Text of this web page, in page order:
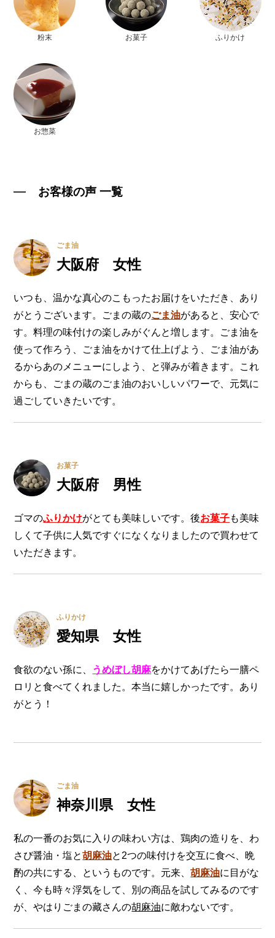
粉末 お菓子 ふりかけ
お惣菜
お客様の声 一覧
ごま油
大阪府 女性
いつも、温かな真心のこもったお届けをいただき、あり
がとうございます。ごまの蔵のごま油があると、安心で
す。料理の味付けの楽しみがぐんと増します。ごま油を
使って作ろう、ごま油をかけて仕上げよう、ごま油があ
るからあのメニューにしよう、と弾みが着きます。これ
からも、ごまの蔵のごま油のおいしいパワーで、元気に
過ごしていきたいです。
お菓子
大阪府 男性
ゴマのふりかけがとても美味しいです。後お菓子も美味
しくて子供に人気ですぐになくなりましたので買わせて
いただきます。
ふりかけ
愛知県 女性
食欲のない孫に、 うめぼし胡麻をかけてあげたら一膳ペ
ロリと食べてくれました。本当に嬉しかったです。あり
がとう！
ごま油
神奈川県 女性
私の一番のお気に入りの味わい方は、鶏肉の造りを、わ
さび醤油・塩と胡麻油と2つの味付けを交互に食べ、晩
酌の共にする、というものです。元来、胡麻油に目がな
く、今も時々浮気をして、別の商品を試してみるのです
が、やはりごまの藏さんの胡麻油に敵わないです。